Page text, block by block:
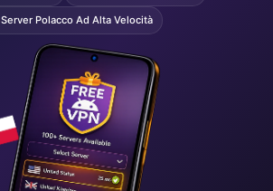
Server Polacco Ad Alta Velocità